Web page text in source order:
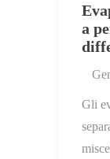
a
Gli